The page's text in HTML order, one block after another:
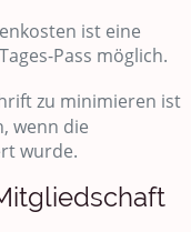
ist eine
Pass möglich.
zu minimieren ist
wenn die
wurde.